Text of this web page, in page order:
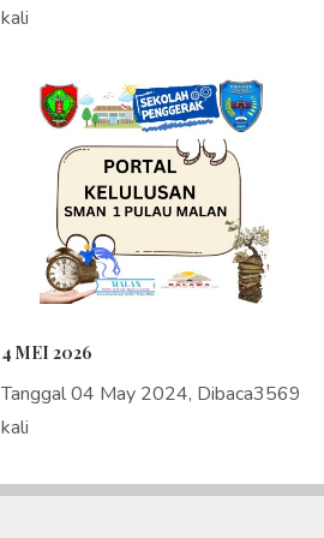
kali
4 MEI 2026
Tanggal 04 May 2024, Dibaca3569
kali